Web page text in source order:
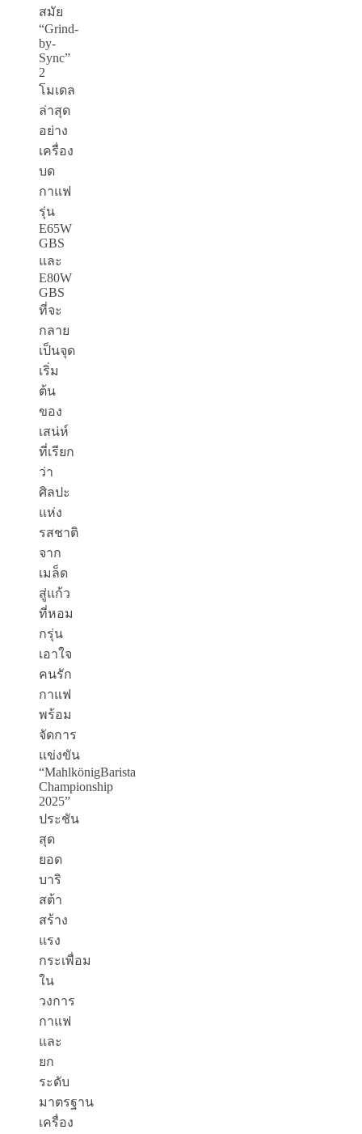
สมัย
“Grind-
by-
Sync”
2
โมเดล
ล่าสุด
อย่าง
เครื่อง
บด
กาแฟ
รุ่น
E65W
GBS
และ
E80W
GBS
ที่จะ
กลาย
เป็นจุด
เริ่ม
ต้น
ของ
เสน่ห์
ที่เรียก
ว่า
ศิลปะ
แห่ง
รสชาติ
จาก
เมล็ด
สู่แก้ว
ที่หอม
กรุ่น
เอาใจ
คนรัก
กาแฟ
พร้อม
จัดการ
แข่งขัน
“MahlkönigBarista
Championship
2025”
ประชัน
สุด
ยอด
บาริ
สต้า
สร้าง
แรง
กระเพื่อม
ใน
วงการ
กาแฟ
และ
ยก
ระดับ
มาตรฐาน
เครื่อง